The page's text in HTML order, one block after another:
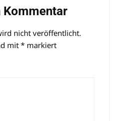
Kommentar
nicht veröffentlicht.
mit * markiert